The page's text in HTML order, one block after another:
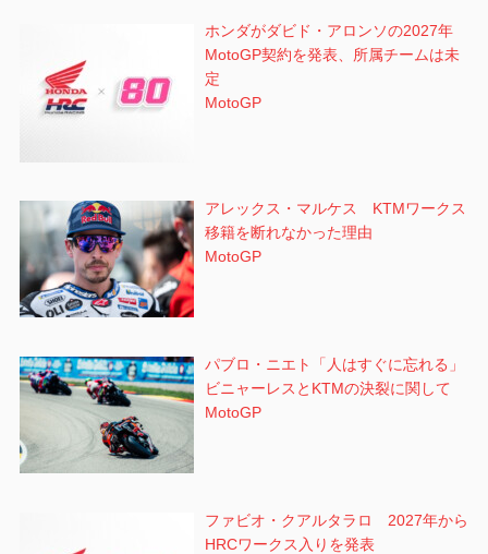
ホンダがダビド・アロンソの2027年
MotoGP契約を発表、所属チームは未
定
MotoGP
アレックス・マルケス KTMワークス
移籍を断れなかった理由
MotoGP
パブロ・ニエト「人はすぐに忘れる」
ビニャーレスとKTMの決裂に関して
MotoGP
ファビオ・クアルタラロ 2027年から
HRCワークス入りを発表